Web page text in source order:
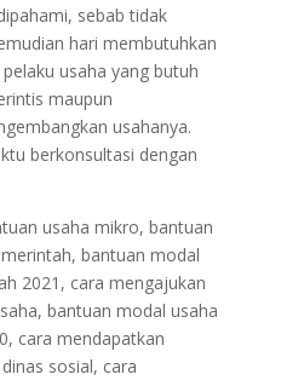
sebab tidak
hari membutuhkan
usaha yang butuh
maupun
usahanya.
berkonsultasi dengan
usaha mikro, bantuan
bantuan modal
2021, cara mengajukan
bantuan modal usaha
cara mendapatkan
sosial, cara